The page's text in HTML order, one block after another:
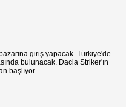
giriş yapacak. Türkiye'de
bulunacak. Dacia Striker'ın
başlıyor.